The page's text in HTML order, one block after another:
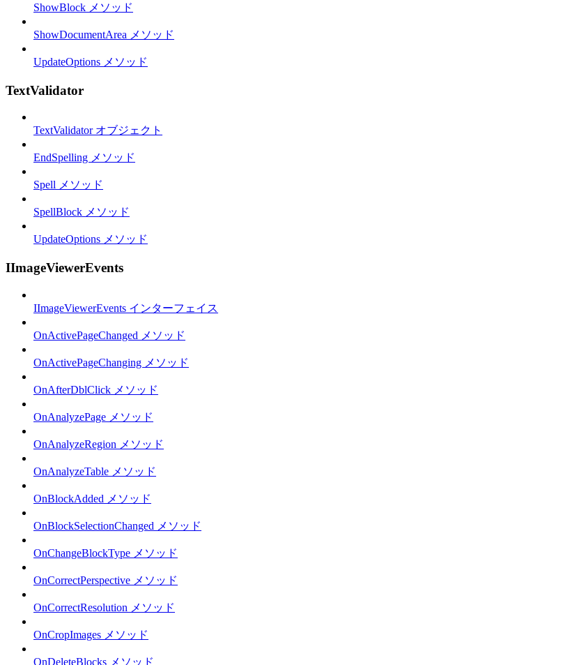
ShowBlock メソッド
ShowDocumentArea メソッド
UpdateOptions メソッド
TextValidator
TextValidator オブジェクト
EndSpelling メソッド
Spell メソッド
SpellBlock メソッド
UpdateOptions メソッド
IImageViewerEvents
IImageViewerEvents インターフェイス
OnActivePageChanged メソッド
OnActivePageChanging メソッド
OnAfterDblClick メソッド
OnAnalyzePage メソッド
OnAnalyzeRegion メソッド
OnAnalyzeTable メソッド
OnBlockAdded メソッド
OnBlockSelectionChanged メソッド
OnChangeBlockType メソッド
OnCorrectPerspective メソッド
OnCorrectResolution メソッド
OnCropImages メソッド
OnDeleteBlocks メソッド